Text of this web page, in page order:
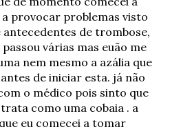
provocar problemas visto
antecedentes de trombose,
várias mas euão me
nem mesmo a azália que
de iniciar esta. já não
o médico pois sinto que
como uma cobaia . a
eu comecei a tomar